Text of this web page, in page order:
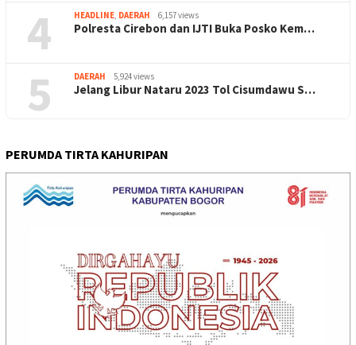
4 HEADLINE DAERAH 6,157 views
Polresta Cirebon dan IJTI Buka Posko Kem…
5 DAERAH 5,924 views
Jelang Libur Nataru 2023 Tol Cisumdawu S…
PERUMDA TIRTA KAHURIPAN